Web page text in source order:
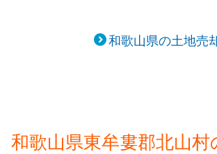
和歌山県の土地売
和歌山県東牟婁郡北山村